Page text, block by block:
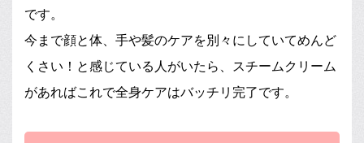
です。
今まで顔と体、手や髪のケアを別々にしていてめんど
くさい！と感じている人がいたら、スチームクリーム
があればこれで全身ケアはバッチリ完了です。